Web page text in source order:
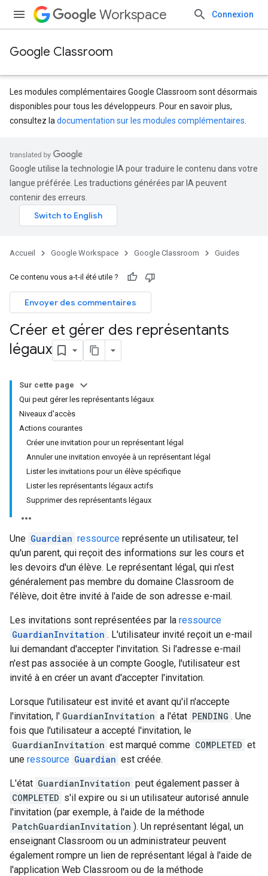
Workspace Connexion
Google Classroom
Les modules complémentaires Google Classroom sont désormais
disponibles pour tous les développeurs. Pour en savoir plus,
consultez la documentation sur les modules complémentaires
Google utilise la technologie IA pour traduire le contenu dans votre
langue préférée. Les traductions générées par IA peuvent
contenir des erreurs.
Accueil Google Workspace Google Classroom Guides
Ce contenu vous a-t-il été utile ?
Envoyer des commentaires
Créer et gérer des représentants
légaux
Sur cette page
Qui peut gérer les représentants légaux
Niveaux d'accès
Actions courantes
Créer une invitation pour un représentant légal
Annuler une invitation envoyée à un représentant légal
Lister les invitations pour un élève spécifique
Lister les représentants légaux actifs
Supprimer des représentants légaux
Une Guardian ressource représente un utilisateur, tel
qu'un parent, qui reçoit des informations sur les cours et
les devoirs d'un élève. Le représentant légal, qui n'est
généralement pas membre du domaine Classroom de
l'élève, doit être invité à l'aide de son adresse e-mail.
Les invitations sont représentées par la ressource
GuardianInvitation . L'utilisateur invité reçoit un e-mail
lui demandant d'accepter l'invitation. Si l'adresse e-mail
n'est pas associée à un compte Google, l'utilisateur est
invité à en créer un avant d'accepter l'invitation.
Lorsque l'utilisateur est invité et avant qu'il n'accepte
l'invitation, l' GuardianInvitation a l'état PENDING . Une
fois que l'utilisateur a accepté l'invitation, le
GuardianInvitation est marqué comme COMPLETED et
une ressource Guardian est créée.
L'état GuardianInvitation peut également passer à
COMPLETED s'il expire ou si un utilisateur autorisé annule
l'invitation (par exemple, à l'aide de la méthode
PatchGuardianInvitation ). Un représentant légal, un
enseignant Classroom ou un administrateur peuvent
également rompre un lien de représentant légal à l'aide de
l'application Web Classroom ou de la méthode